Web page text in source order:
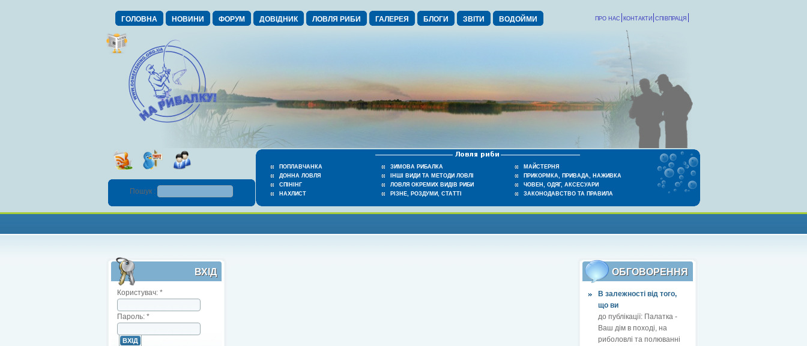
ГОЛОВНА НОВИНИ ФОРУМ ДОВІДНИК ЛОВЛЯ РИБИ ГАЛЕРЕЯ БЛОГИ ЗВІТИ ВОДОЙМИ СПІВПРАЦЯ
КОНТАКТИ
ПРО НАС
ПОПЛАВЧАНКА
ДОННА ЛОВЛЯ
СПІНІНГ
НАХЛИСТ
ЗИМОВА РИБАЛКА
ІНШІ ВИДИ ТА МЕТОДИ ЛОВЛІ
ЛОВЛЯ ОКРЕМИХ ВИДІВ РИБИ
РІЗНЕ, РОЗДУМИ, СТАТТІ
МАЙСТЕРНЯ
ПРИКОРМКА, ПРИВАДА, НАЖИВКА
ЧОВЕН, ОДЯГ, АКСЕСУАРИ
ЗАКОНОДАВСТВО ТА ПРАВИЛА
Пошук :
ВХІД
Користувач: *
Пароль: *
ОБГОВОРЕННЯ
В залежності від того,
що ви
до публікації: Палатка -
Ваш дім в поході, на
риболовлі та полюванні